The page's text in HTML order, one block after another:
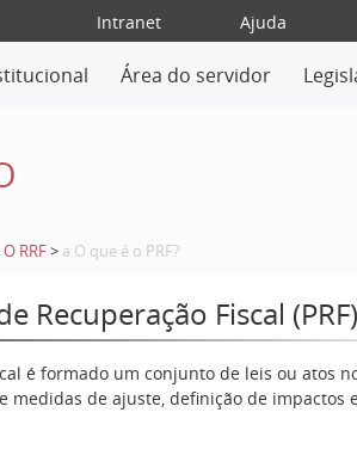
Intranet Ajuda
Área do servidor
O RRF > a.O que é o PRF?
Recuperação Fiscal (PRF)
é formado um conjunto de leis ou atos
medidas de ajuste, definição de impactos